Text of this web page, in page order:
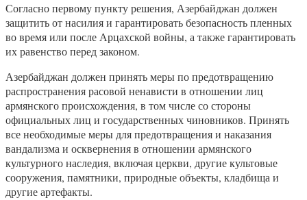
Согласно первому пункту решения, Азербайджан должен
защитить от насилия и гарантировать безопасность пленных
во время или после Арцахской войны, а также гарантировать
их равенство перед законом.
Азербайджан должен принять меры по предотвращению
распространения расовой ненависти в отношении лиц
армянского происхождения, в том числе со стороны
официальных лиц и государственных чиновников. Принять
все необходимые меры для предотвращения и наказания
вандализма и осквернения в отношении армянского
культурного наследия, включая церкви, другие культовые
сооружения, памятники, природные объекты, кладбища и
другие артефакты.